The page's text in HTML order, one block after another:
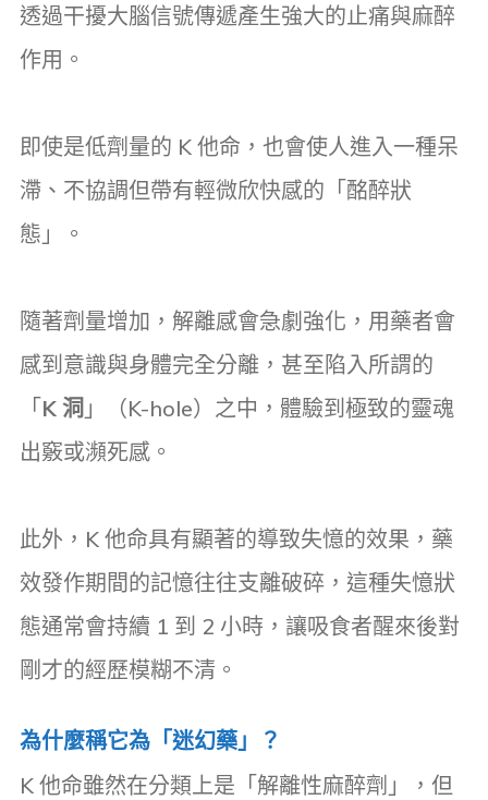
透過干擾大腦信號傳遞產生強大的止痛與麻醉
作用。
即使是低劑量的 K 他命，也會使人進入一種呆
滯、不協調但帶有輕微欣快感的「酩醉狀
態」。
隨著劑量增加，解離感會急劇強化，用藥者會
感到意識與身體完全分離，甚至陷入所謂的
「K 洞 」（K-hole）之中，體驗到極致的靈魂
出竅或瀕死感。
此外，K 他命具有顯著的導致失憶的效果，藥
效發作期間的記憶往往支離破碎，這種失憶狀
態通常會持續 1 到 2 小時，讓吸食者醒來後對
剛才的經歷模糊不清。
為什麼稱它為「迷幻藥」？
K 他命雖然在分類上是「解離性麻醉劑」，但